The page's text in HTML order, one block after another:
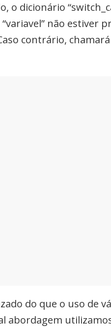
o dicionário
não estiver
contrário,
do que o uso de
abordagem